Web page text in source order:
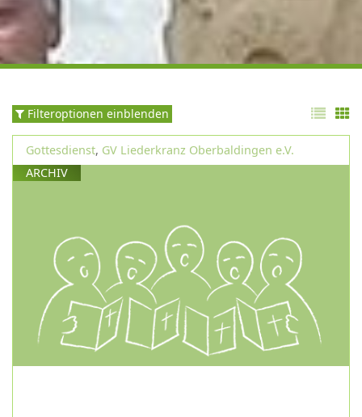
Filteroptionen einblenden
Gottesdienst, GV Liederkranz Oberbaldingen e.V.
ARCHIV